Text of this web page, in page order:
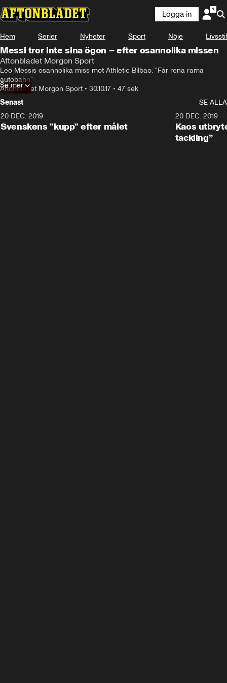
Logga in
Hem Serier Nyheter Sport Nöje Livsstil
Messi tror inte sina ögon – efter osannolika missen
Aftonbladet Morgon Sport
Leo Messis osannolika miss mot Athletic Bilbao: "Får rena rama
autobahn"
Aftonbladet Morgon Sport • 30.10.17 • 47 sek
Se mer
Senast
SE ALLA
20 DEC. 2019
Svenskens "kupp" efter målet
20 DEC. 2019
Kaos
tackling”